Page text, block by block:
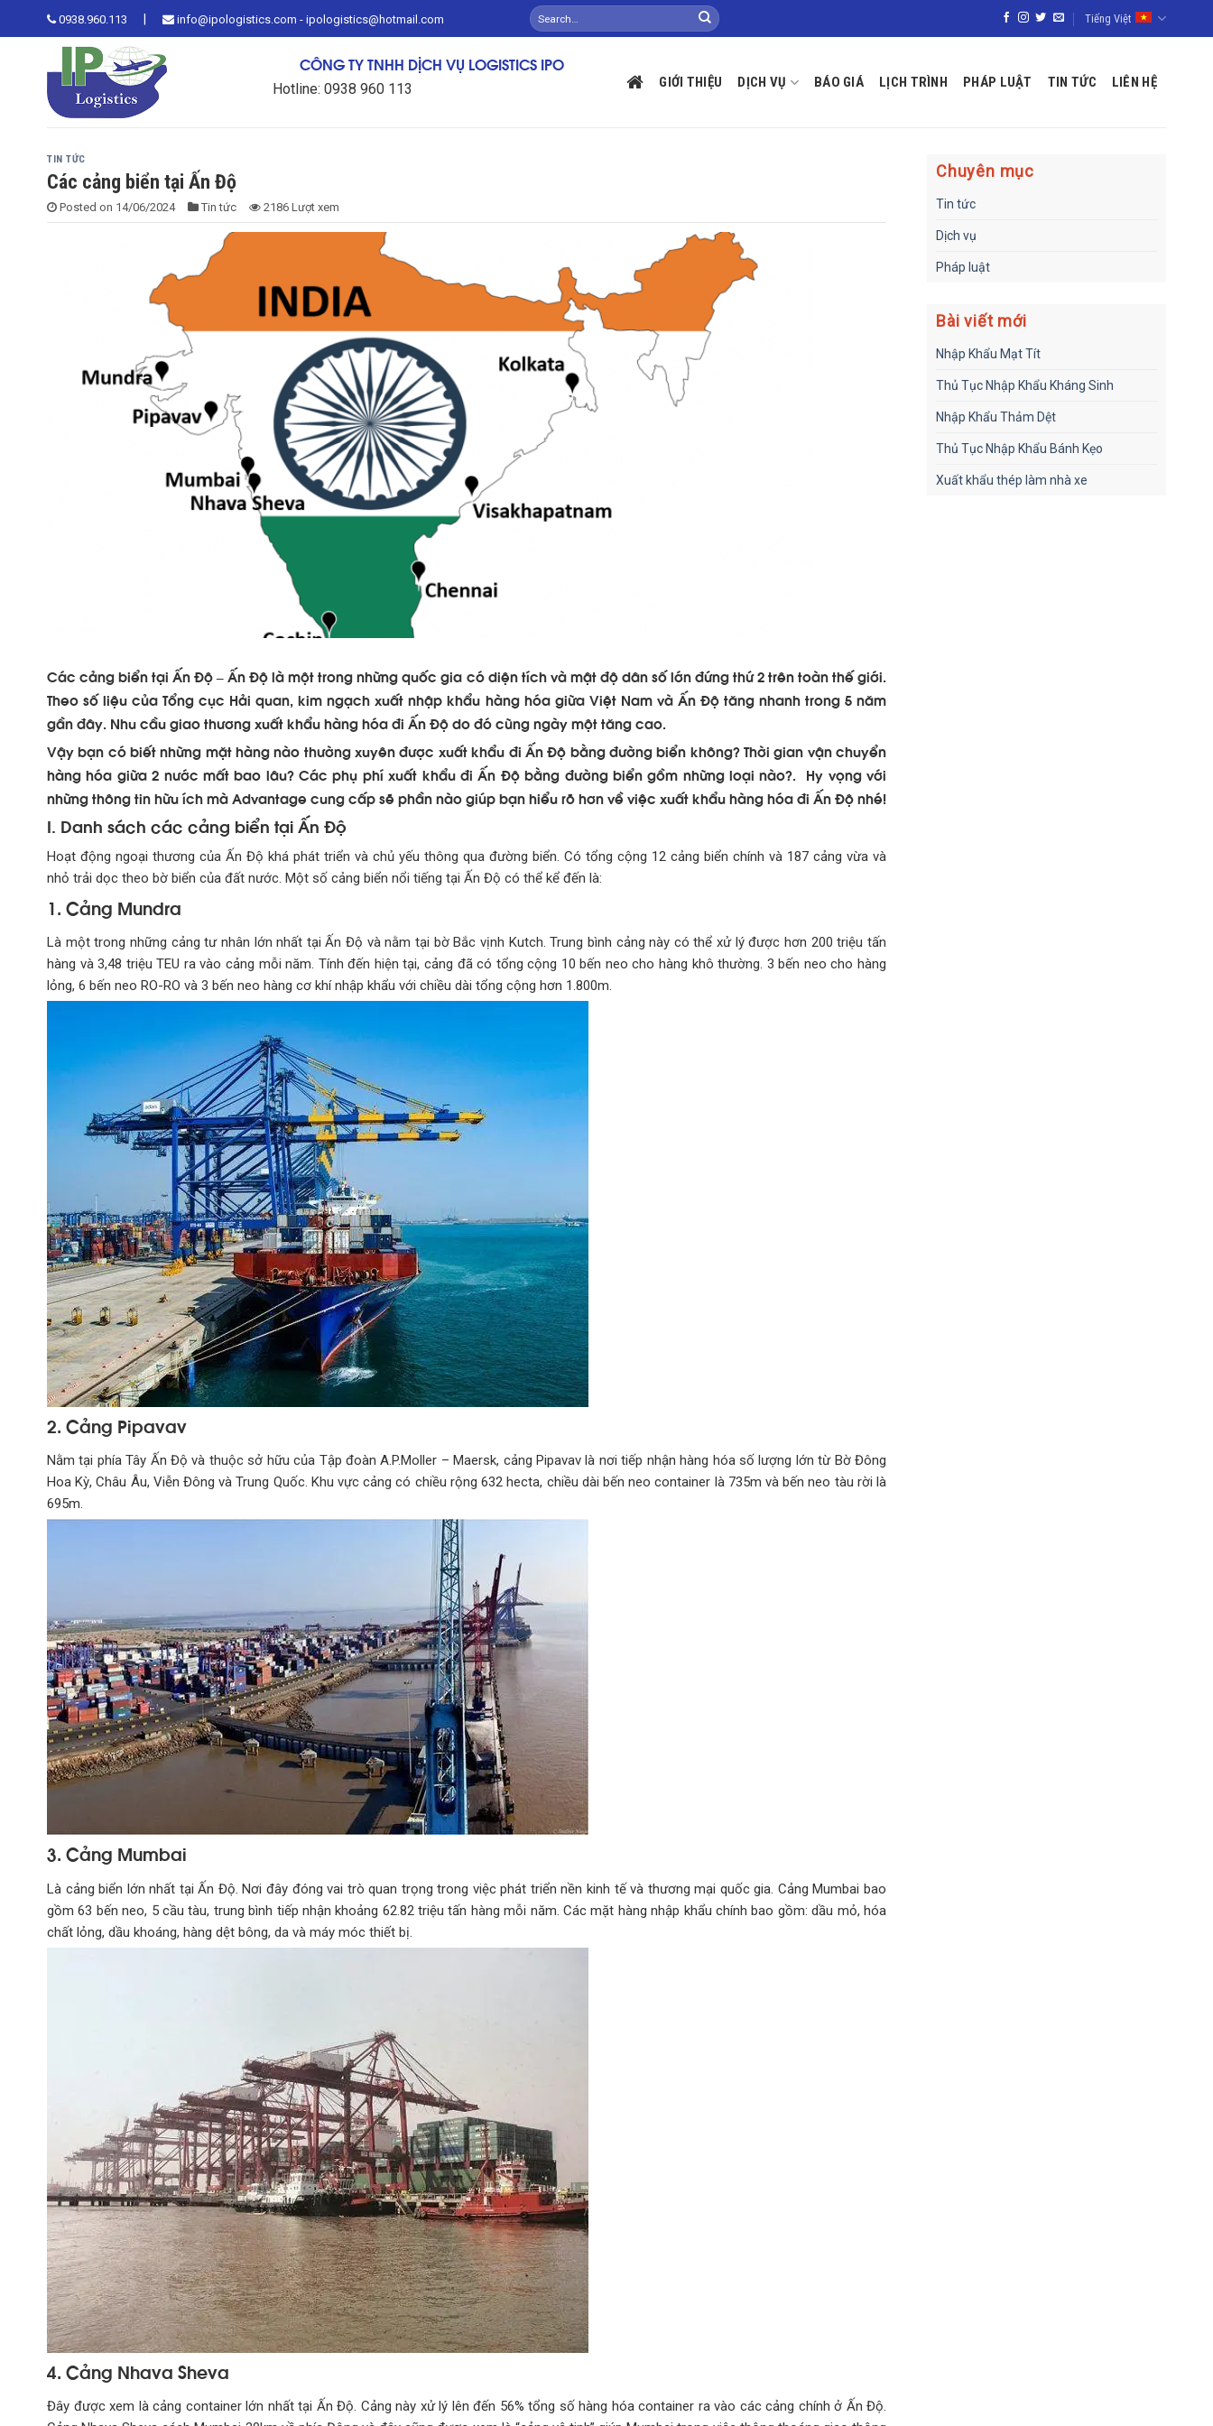
to
0938.960.113 | info@ipologistics.com - ipologistics@hotmail.com Tiếng Việt
CÔNG TY TNHH DỊCH VỤ LOGISTICS IPO
Hotline: 0938 960 113 GIỚI THIỆU DỊCH VỤ BÁO GIÁ LỊCH TRÌNH PHÁP LUẬT TIN TỨC LIÊN HỆ
TIN TỨC
Các cảng biển tại Ấn Độ
Posted on 14/06/2024 Tin tức 2186 Lượt xem
Các cảng biển tại Ấn Độ – Ấn Độ là một trong những quốc gia có diện tích và mật độ dân số lớn đứng thứ 2 trên toàn thế giới.
Theo số liệu của Tổng cục Hải quan, kim ngạch xuất nhập khẩu hàng hóa giữa Việt Nam và Ấn Độ tăng nhanh trong 5 năm
gần đây. Nhu cầu giao thương xuất khẩu hàng hóa đi Ấn Độ do đó cũng ngày một tăng cao.
Vậy bạn có biết những mặt hàng nào thường xuyên được xuất khẩu đi Ấn Độ bằng đường biển không? Thời gian vận chuyển
hàng hóa giữa 2 nước mất bao lâu? Các phụ phí xuất khẩu đi Ấn Độ bằng đường biển gồm những loại nào?. Hy vọng với
những thông tin hữu ích màAdvantage cung cấp sẽ phần nào giúp bạn hiểu rõ hơn về việc xuất khẩu hàng hóa đi Ấn Độ nhé!
I. Danh sách các cảng biển tại Ấn Độ
Hoạt động ngoại thương của Ấn Độ khá phát triển và chủ yếu thông qua đường biển. Có tổng cộng 12 cảng biển chính và 187 cảng vừa và
nhỏ trải dọc theo bờ biển của đất nước. Một số cảng biển nổi tiếng tại Ấn Độ có thể kể đến là:
1. Cảng Mundra
Là một trong những cảng tư nhân lớn nhất tại Ấn Độ và nằm tại bờ Bắc vịnh Kutch. Trung bình cảng này có thể xử lý được hơn 200 triệu tấn
hàng và 3,48 triệu TEU ra vào cảng mỗi năm. Tính đến hiện tại, cảng đã có tổng cộng 10 bến neo cho hàng khô thường. 3 bến neo cho hàng
lỏng, 6 bến neo RO-RO và 3 bến neo hàng cơ khí nhập khẩu với chiều dài tổng cộng hơn 1.800m.
2. Cảng Pipavav
Nằm tại phía Tây Ấn Độ và thuộc sở hữu của Tập đoàn A.P.Moller – Maersk, cảng Pipavav là nơi tiếp nhận hàng hóa số lượng lớn từ Bờ Đông
Hoa Kỳ, Châu Âu, Viễn Đông và Trung Quốc. Khu vực cảng có chiều rộng 632 hecta, chiều dài bến neo container là 735m và bến neo tàu rời là
695m.
3. Cảng Mumbai
Là cảng biển lớn nhất tại Ấn Độ. Nơi đây đóng vai trò quan trọng trong việc phát triển nền kinh tế và thương mại quốc gia. Cảng Mumbai bao
gồm 63 bến neo, 5 cầu tàu, trung bình tiếp nhận khoảng 62.82 triệu tấn hàng mỗi năm. Các mặt hàng nhập khẩu chính bao gồm: dầu mỏ, hóa
chất lỏng, dầu khoáng, hàng dệt bông, da và máy móc thiết bị.
4. Cảng Nhava Sheva
Đây được xem là cảng container lớn nhất tại Ấn Độ. Cảng này xử lý lên đến 56% tổng số hàng hóa container ra vào các cảng chính ở Ấn Độ.
Chuyên mục
Tin tức
Dịch vụ
Pháp luật
Bài viết mới
Nhập Khẩu Mạt Tít
Thủ Tục Nhập Khẩu Kháng Sinh
Nhập Khẩu Thảm Dệt
Thủ Tục Nhập Khẩu Bánh Kẹo
Xuất khẩu thép làm nhà xe